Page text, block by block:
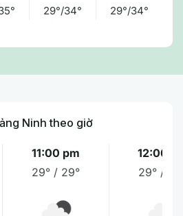
29°/34° 29°/34°
Ninh theo giờ
11:00 pm
29° / 29°
12:00
29° /